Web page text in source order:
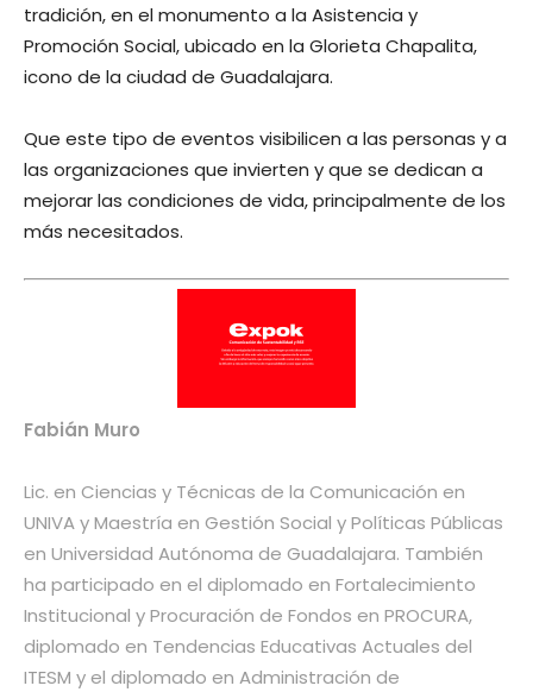
tradición, en el monumento a la Asistencia y
Promoción Social, ubicado en la Glorieta Chapalita,
icono de la ciudad de Guadalajara.
Que este tipo de eventos visibilicen a las personas y a
las organizaciones que invierten y que se dedican a
mejorar las condiciones de vida, principalmente de los
más necesitados.
Fabián Muro
Lic. en Ciencias y Técnicas de la Comunicación en
UNIVA y Maestría en Gestión Social y Políticas Públicas
en Universidad Autónoma de Guadalajara. También
ha participado en el diplomado en Fortalecimiento
Institucional y Procuración de Fondos en PROCURA,
diplomado en Tendencias Educativas Actuales del
ITESM y el diplomado en Administración de